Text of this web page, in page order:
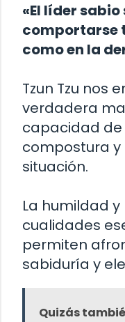
«El líder
comportarse
como en la
Tzun Tzu nos
verdadera
capacidad
compostura
situación.
La humildad
cualidades
permiten
sabiduría y
Quizás